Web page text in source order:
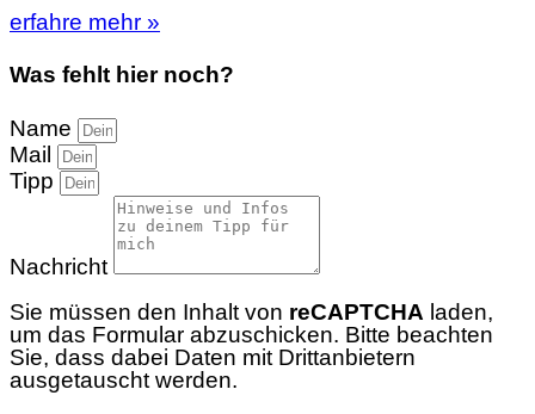
erfahre mehr »
Was fehlt hier noch?
Name
Mail
Tipp
Nachricht
Sie müssen den Inhalt von reCAPTCHA laden,
um das Formular abzuschicken. Bitte beachten
Sie, dass dabei Daten mit Drittanbietern
ausgetauscht werden.